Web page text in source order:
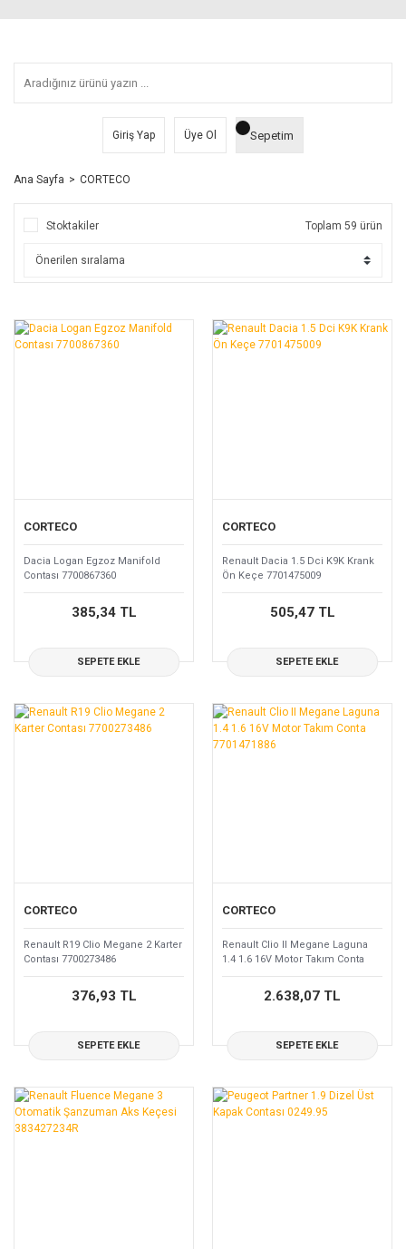
Giriş Yap Üye Ol Sepetim
Ana Sayfa CORTECO
Stoktakiler Toplam 59 ürün
CORTECO
Dacia Logan Egzoz Manifold
Contası 7700867360
385,34 TL
SEPETE EKLE
CORTECO
Renault Dacia 1.5 Dci K9K Krank
Ön Keçe 7701475009
505,47 TL
SEPETE EKLE
CORTECO
Renault R19 Clio Megane 2 Karter
Contası 7700273486
376,93 TL
SEPETE EKLE
CORTECO
Renault Clio II Megane Laguna
1.4 1.6 16V Motor Takım Conta
7701471886
2.638,07 TL
SEPETE EKLE